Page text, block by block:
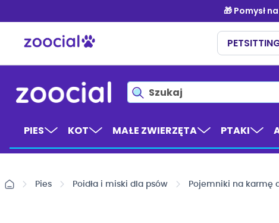
treści
PIES KOT MAŁE ZWIERZĘTA PTAKI
Pies Poidła i miski dla psów Pojemniki na karmę